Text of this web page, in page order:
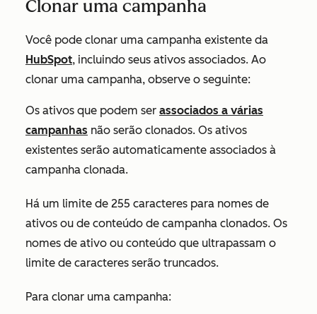
Clonar uma campanha
Você pode clonar uma campanha existente da
HubSpot, incluindo seus ativos associados. Ao
clonar uma campanha, observe o seguinte:
Os ativos que podem ser associados a várias
campanhas não serão clonados. Os ativos
existentes serão automaticamente associados à
campanha clonada.
Há um limite de 255 caracteres para nomes de
ativos ou de conteúdo de campanha clonados. Os
nomes de ativo ou conteúdo que ultrapassam o
limite de caracteres serão truncados.
Para clonar uma campanha: